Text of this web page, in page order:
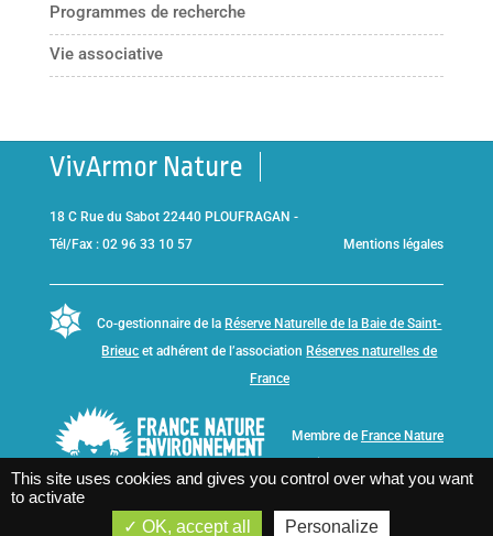
Programmes de recherche
Vie associative
VivArmor Nature
18 C Rue du Sabot 22440 PLOUFRAGAN -
Tél/Fax : 02 96 33 10 57
Mentions légales
Co-gestionnaire de la Réserve Naturelle de la Baie de Saint-
Brieuc et adhérent de l’association Réserves naturelles de
France
Membre de France Nature
This site uses cookies and gives you control over what you want
to activate
OK, accept all
Personalize